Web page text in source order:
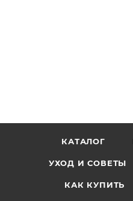
КАТАЛОГ
УХОД И СОВЕТЫ
КАК КУПИТЬ